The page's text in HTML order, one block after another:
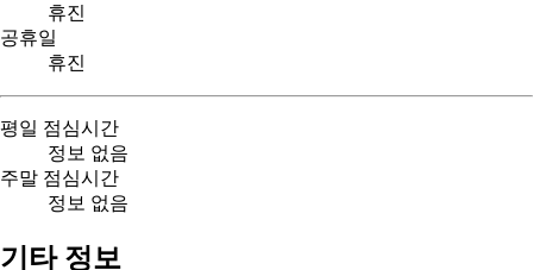
휴진
공휴일
휴진
평일 점심시간
정보 없음
주말 점심시간
정보 없음
기타 정보